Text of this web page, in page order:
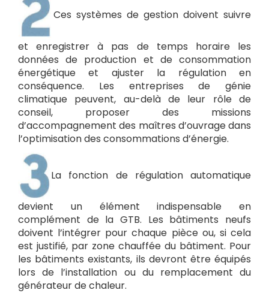
Ces systèmes de gestion doivent suivre
et enregistrer à pas de temps horaire les
données de production et de consommation
énergétique et ajuster la régulation en
conséquence. Les entreprises de génie
climatique peuvent, au-delà de leur rôle de
conseil, proposer des missions
d’accompagnement des maîtres d’ouvrage dans
l’optimisation des consommations d’énergie.
La fonction de régulation automatique
devient un élément indispensable en
complément de la GTB. Les bâtiments neufs
doivent l’intégrer pour chaque pièce ou, si cela
est justifié, par zone chauffée du bâtiment. Pour
les bâtiments existants, ils devront être équipés
lors de l’installation ou du remplacement du
générateur de chaleur.